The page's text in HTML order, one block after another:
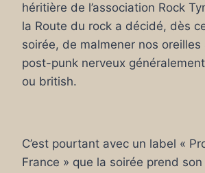
héritière de l’association Rock
la Route du rock a décidé, dès
soirée, de malmener nos oreilles
post-punk nerveux
ou british.
C’est pourtant avec un label «
France » que la soirée prend